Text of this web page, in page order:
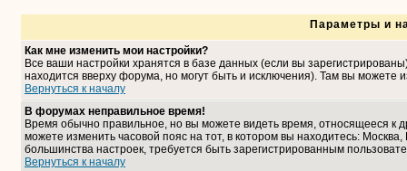
Параметры и
Как мне изменить мои настройки?
Все ваши настройки хранятся в базе данных (если вы
находится вверху форума, но могут быть и исключения). Там вы можете
Вернуться к началу
В форумах неправильное время!
Время обычно правильное, но вы можете видеть время, относящееся к
можете изменить часовой пояс на тот, в котором вы находитесь:
большинства настроек, требуется быть зарегистрированным
Вернуться к началу